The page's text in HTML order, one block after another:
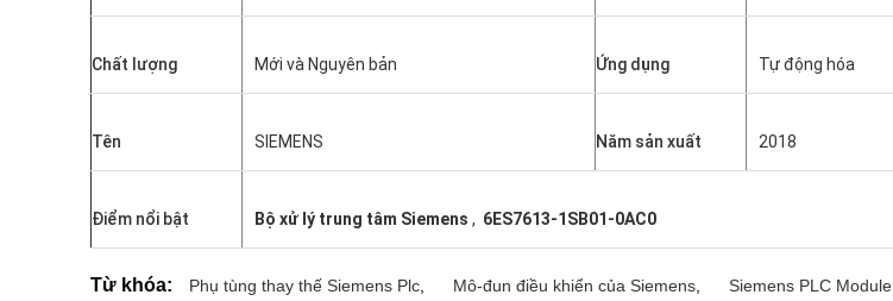
Chất lượng Mới và Nguyên bản Ứng dụng Tự động hóa
Tên SIEMENS Năm sản xuất 2018
Điểm nổi bật Bộ xử lý trung tâm Siemens , 6ES7613-1SB01-0AC0
Từ khóa: Phụ tùng thay thế Siemens Plc Mô-đun điều khiển của Siemens Siemens PLC Module